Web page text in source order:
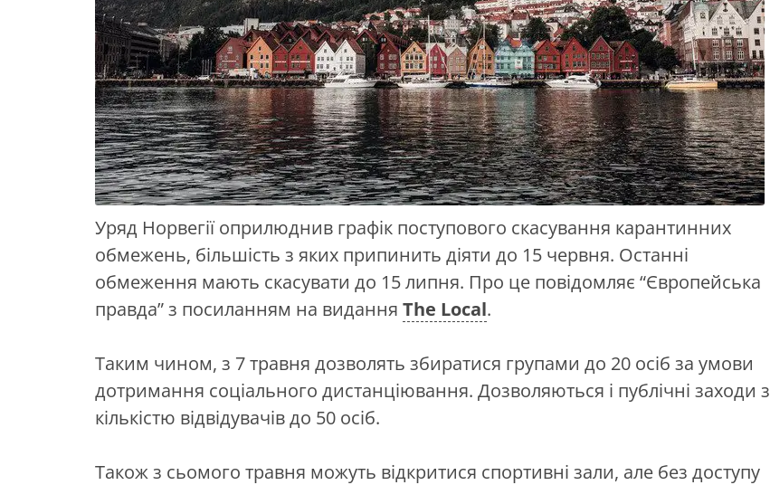
Уряд Норвегії оприлюднив графік поступового скасування карантинних
обмежень, більшість з яких припинить діяти до 15 червня. Останні
обмеження мають скасувати до 15 липня. Про це повідомляє “Європейська
правда” з посиланням на видання The Local.
Таким чином, з 7 травня дозволять збиратися групами до 20 осіб за умови
дотримання соціального дистанціювання. Дозволяються і публічні заходи з
кількістю відвідувачів до 50 осіб.
Також з сьомого травня можуть відкритися спортивні зали, але без доступу